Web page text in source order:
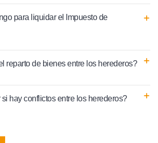
para liquidar el Impuesto de
reparto de bienes entre los herederos?
hay conflictos entre los herederos?